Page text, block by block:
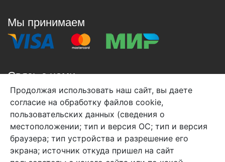
Мы принимаем
Связь с нами
+7 (495) 933-38-08
info@arben-textile.ru- оптовые продажи
Продолжая использовать наш сайт, вы даете
согласие на обработку файлов cookie,
пользовательских данных (сведения о
местоположении; тип и версия ОС; тип и версия
браузера; тип устройства и разрешение его
экрана; источник откуда пришел на сайт